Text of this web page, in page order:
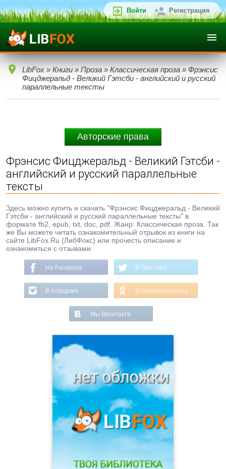
Войти Регистрация
LibFox » Книги » Проза » Классическая проза » Фрэнсис
Фицджеральд - Великий Гэтсби - английский и русский
параллельные тексты
Авторские права
Фрэнсис Фицджеральд - Великий Гэтсби -
английский и русский параллельные
тексты
Здесь можно купить и скачать "Фрэнсис Фицджеральд - Великий
Гэтсби - английский и русский параллельные тексты" в
формате fb2, epub, txt, doc, pdf. Жанр: Классическая проза. Так
же Вы можете читать ознакомительный отрывок из книги на
сайте LibFox.Ru (ЛибФокс) или прочесть описание и
ознакомиться с отзывами.
На Facebook В Твиттере
В Instagram В Одноклассниках
Мы Вконтакте